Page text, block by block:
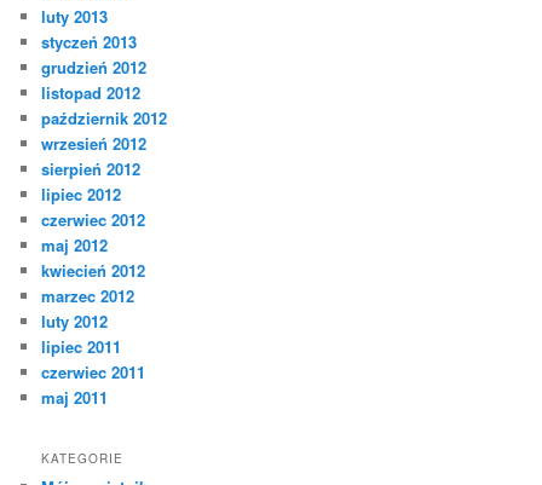
luty 2013
styczeń 2013
grudzień 2012
listopad 2012
październik 2012
wrzesień 2012
sierpień 2012
lipiec 2012
czerwiec 2012
maj 2012
kwiecień 2012
marzec 2012
luty 2012
lipiec 2011
czerwiec 2011
maj 2011
KATEGORIE